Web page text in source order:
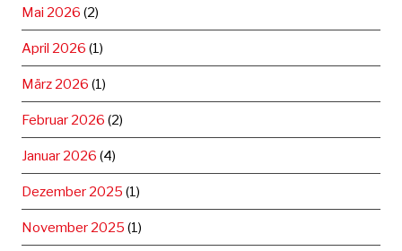
Mai 2026 (2)
April 2026 (1)
März 2026 (1)
Februar 2026 (2)
Januar 2026 (4)
Dezember 2025 (1)
November 2025 (1)